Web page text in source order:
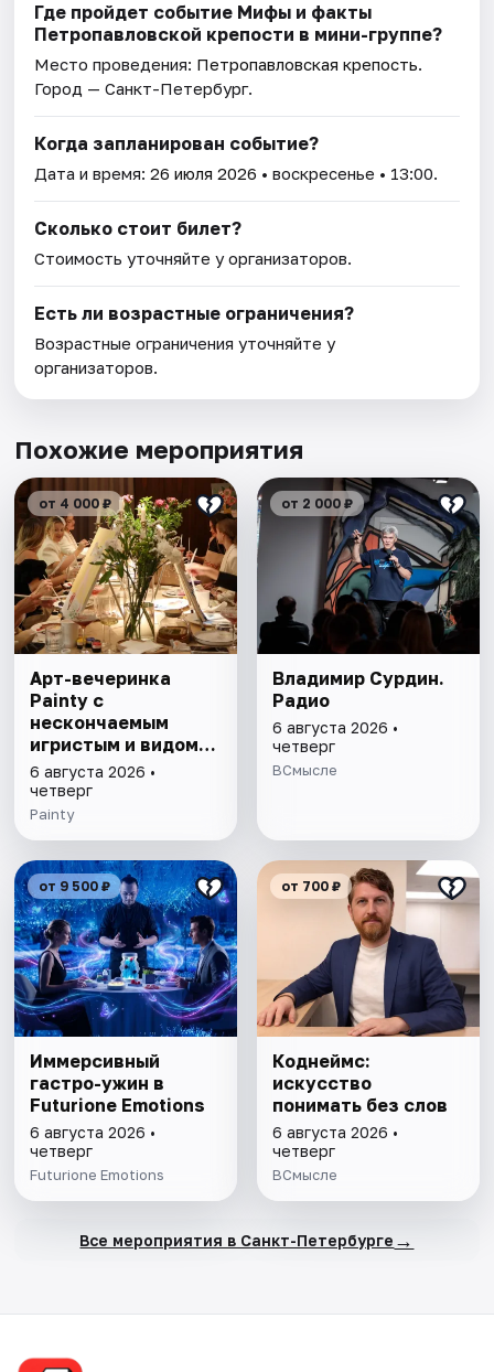
Где пройдет событие Мифы и факты
Петропавловской крепости в мини-группе?
Место проведения: Петропавловская крепость.
Город — Санкт-Петербург.
Когда запланирован событие?
Дата и время:26 июля 2026 • воскресенье • 13:00.
Сколько стоит билет?
Стоимость уточняйте у организаторов.
Есть ли возрастные ограничения?
Возрастные ограничения уточняйте у
организаторов.
Похожие мероприятия
от 4 000 ₽
Арт-вечеринка
Painty с
нескончаемым
игристым и видом
на Театр им. Андрея
Миронова
6 августа 2026 •
четверг
Painty
от 2 000 ₽
Владимир Сурдин.
Радио
6 августа 2026 •
четверг
ВСмысле
от 9 500 ₽
Иммерсивный
гастро-ужин в
Futurione Emotions
6 августа 2026 •
четверг
Futurione Emotions
от 700 ₽
Коднеймс:
искусство
понимать без слов
6 августа 2026 •
четверг
ВСмысле
Все мероприятия в Санкт-Петербурге →